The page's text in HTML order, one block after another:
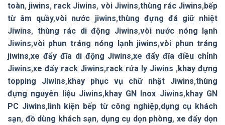
toàn, jiwins, rack Jiwins, vòi Jiwins,thùng rác Jiwins,bếp
từ âm quầy,vòi nước jiwins,thùng đựng đá giữ nhiệt
Jiwins, thùng rác di động Jiwins,vòi nước nóng lạnh
Jiwins,vòi phun tráng nóng lạnh jiwins,vòi phun tráng
jiwins,xe đẩy đĩa di động Jiwins,xe đẩy đĩa điều chỉnh
Jiwins,xe đẩy rack Jiwins,rack rửa ly Jiwins ,khay đựng
topping Jiwins,khay phục vụ chữ nhật Jiwins,thùng
đựng nguyên liệu Jiwins,khay GN Inox Jiwins,khay GN
PC Jiwins,linh kiện bếp từ công nghiệp,dụng cụ khách
sạn, đồ dùng khách sạn, dụng cụ dọn phòng, xe đẩy dọn